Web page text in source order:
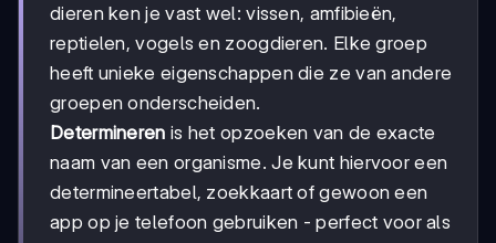
dieren ken je vast wel: vissen, amfibieën,
reptielen, vogels en zoogdieren. Elke groep
heeft unieke eigenschappen die ze van andere
groepen onderscheiden.
Determineren is het opzoeken van de exacte
naam van een organisme. Je kunt hiervoor een
determineertabel, zoekkaart of gewoon een
app op je telefoon gebruiken - perfect voor als